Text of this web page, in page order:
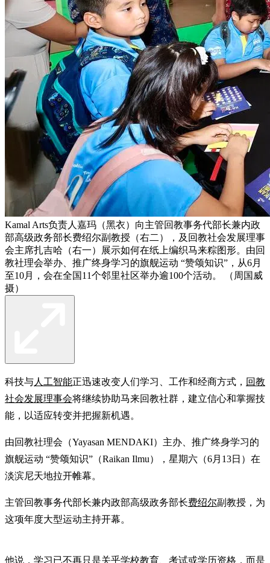
Kamal Arts负责人嘉玛（黑衣）向主管回教事务代部长兼内政
部高级政务部长费绍尔副教授（右二），及回教社会发展理事
会主席扎吉哈（右一）展示如何在纸上编织马来粽图形。由回
教社理会举办、推广终身学习的旗舰运动 “赞颂知识”，从6月
至10月，会在全国11个邻里社区举办逾100个活动。 （周国威
摄）
科技与人工智能正迅速改变人们学习、工作和经商方式， 回教
社会发展理事会将继续协助马来回教社群，建立信心和掌握技
能，以适应转变并把握新机遇。
由回教社理会（Yayasan MENDAKI）主办、推广终身学习的
旗舰运动 “赞颂知识”（Raikan Ilmu），星期六（6月13日）在
淡滨尼天地拉开帷幕。
主管回教事务代部长兼内政部高级政务部长费绍尔副教授，为
这项年度大型运动主持开幕。
他说，学习已不再只是关乎学校教育、考试或学历资格，而是